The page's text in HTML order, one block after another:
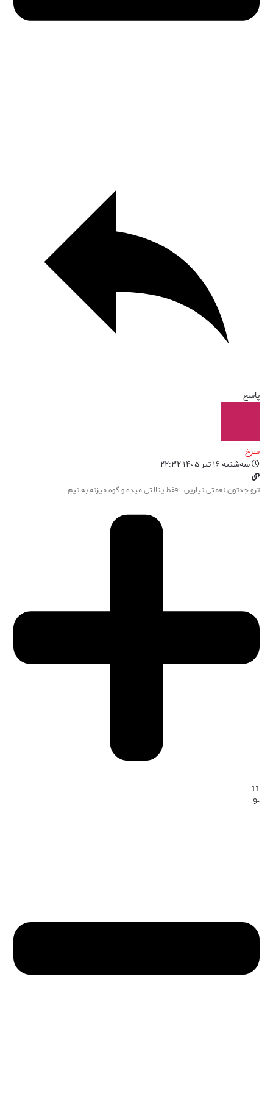
پاسخ
سرخ
سه‌شنبه ۱۶ تیر ۱۴۰۵ ۲۲:۳۲
ترو جدتون نعمتی نیارین . فقط پنالتی میده و گوه میزنه به تیم
11
-9